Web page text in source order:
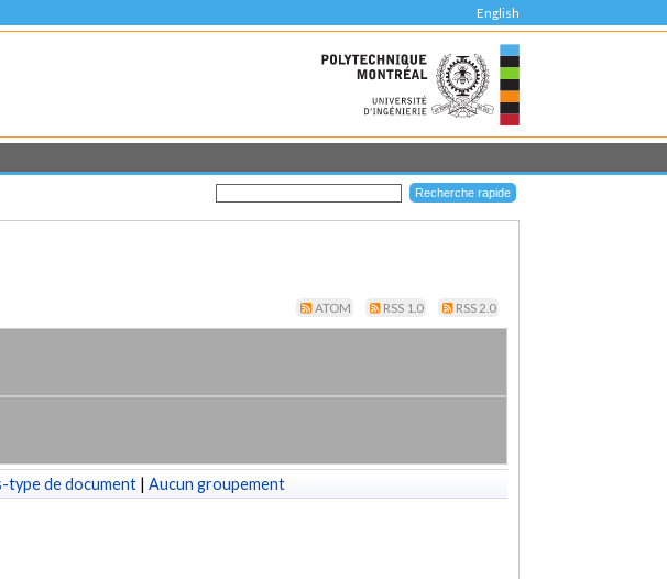
English
ATOM RSS 1.0 RSS 2.0
type de document | Aucun groupement